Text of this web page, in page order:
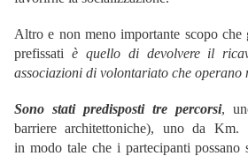
Altro e non meno importante scopo
prefissati è quello di devolvere il
associazioni di volontariato che operano
Sono stati predisposti tre percorsi,
barriere architettoniche), uno da
in modo tale che i partecipanti possano